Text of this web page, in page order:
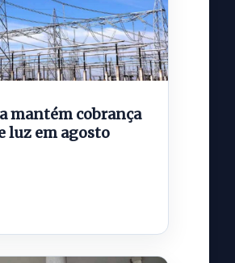
mantém cobrança
luz em agosto